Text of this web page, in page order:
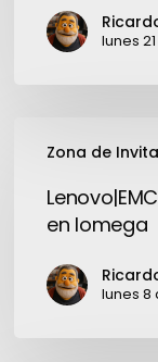
Información
(Parte
lunes
Zona de
Lenovo
almacena
Iomega
en Iomega
lunes 8